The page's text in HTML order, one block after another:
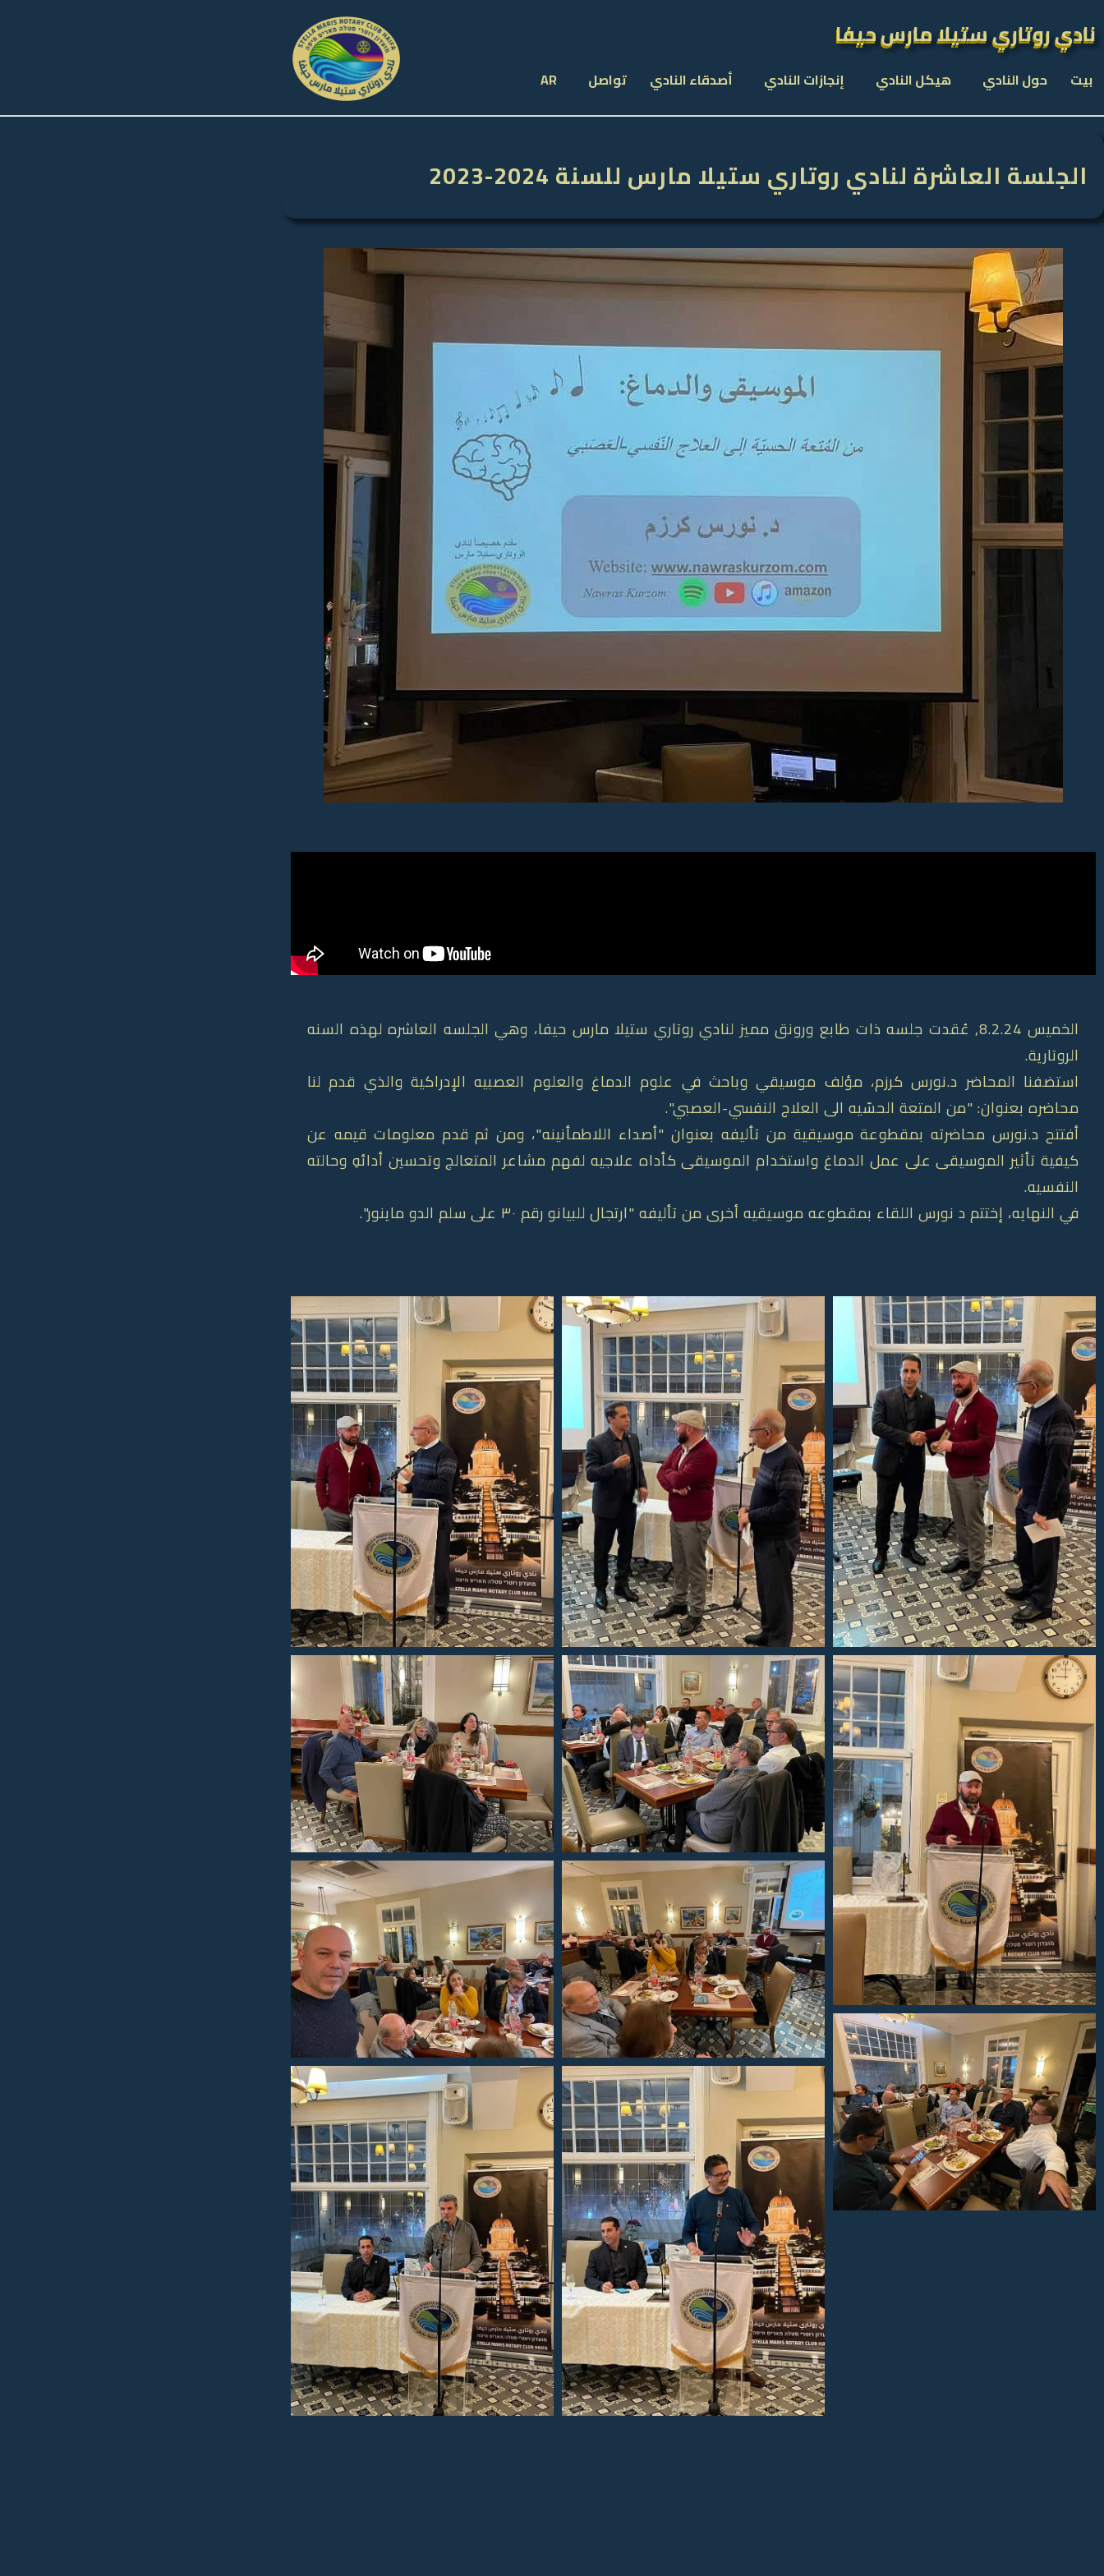
نادي روتاري ستيلا مارس حيفا
نادي روتاري ستيلا مارس حيفا
بيت حول النادي هيكل النادي إنجازات النادي أصدقاء النادي تواصل AR
الجلسة العاشرة لنادي روتاري ستيلا مارس للسنة 2024-2023
الخميس 8.2.24, عُقدت جلسه ذات طابع ورونق مميز لنادي روتاري ستيلا مارس حيفا، وهي الجلسه العاشره لهذه السنه
الروتارية.
استضفنا المحاضر د.نورس كرزم، مؤلف موسيقي وباحث في علوم الدماغ والعلوم العصبيه الإدراكية والذي قدم لنا
محاضره بعنوان: "من المتعة الحسّيه الى العلاج النفسي-العصبي".
أفتتح د.نورس محاضرته بمقطوعة موسيقية من تأليفه بعنوان "أصداء اللاطمأنينه"، ومن ثم قدم معلومات قيمه عن
كيفية تأثير الموسيقى على عمل الدماغ واستخدام الموسيقى كأداه علاجيه لفهم مشاعر المتعالج وتحسين أدائهِ وحالته
النفسيه.
في النهايه، إختتم د نورس اللقاء بمقطوعه موسيقيه أخرى من تأليفه "ارتجال للبيانو رقم ٣٠ على سلم الدو ماينور".